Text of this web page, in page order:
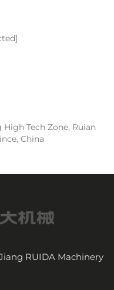
High Tech Zone, Ruian
China
RUIDA Machinery